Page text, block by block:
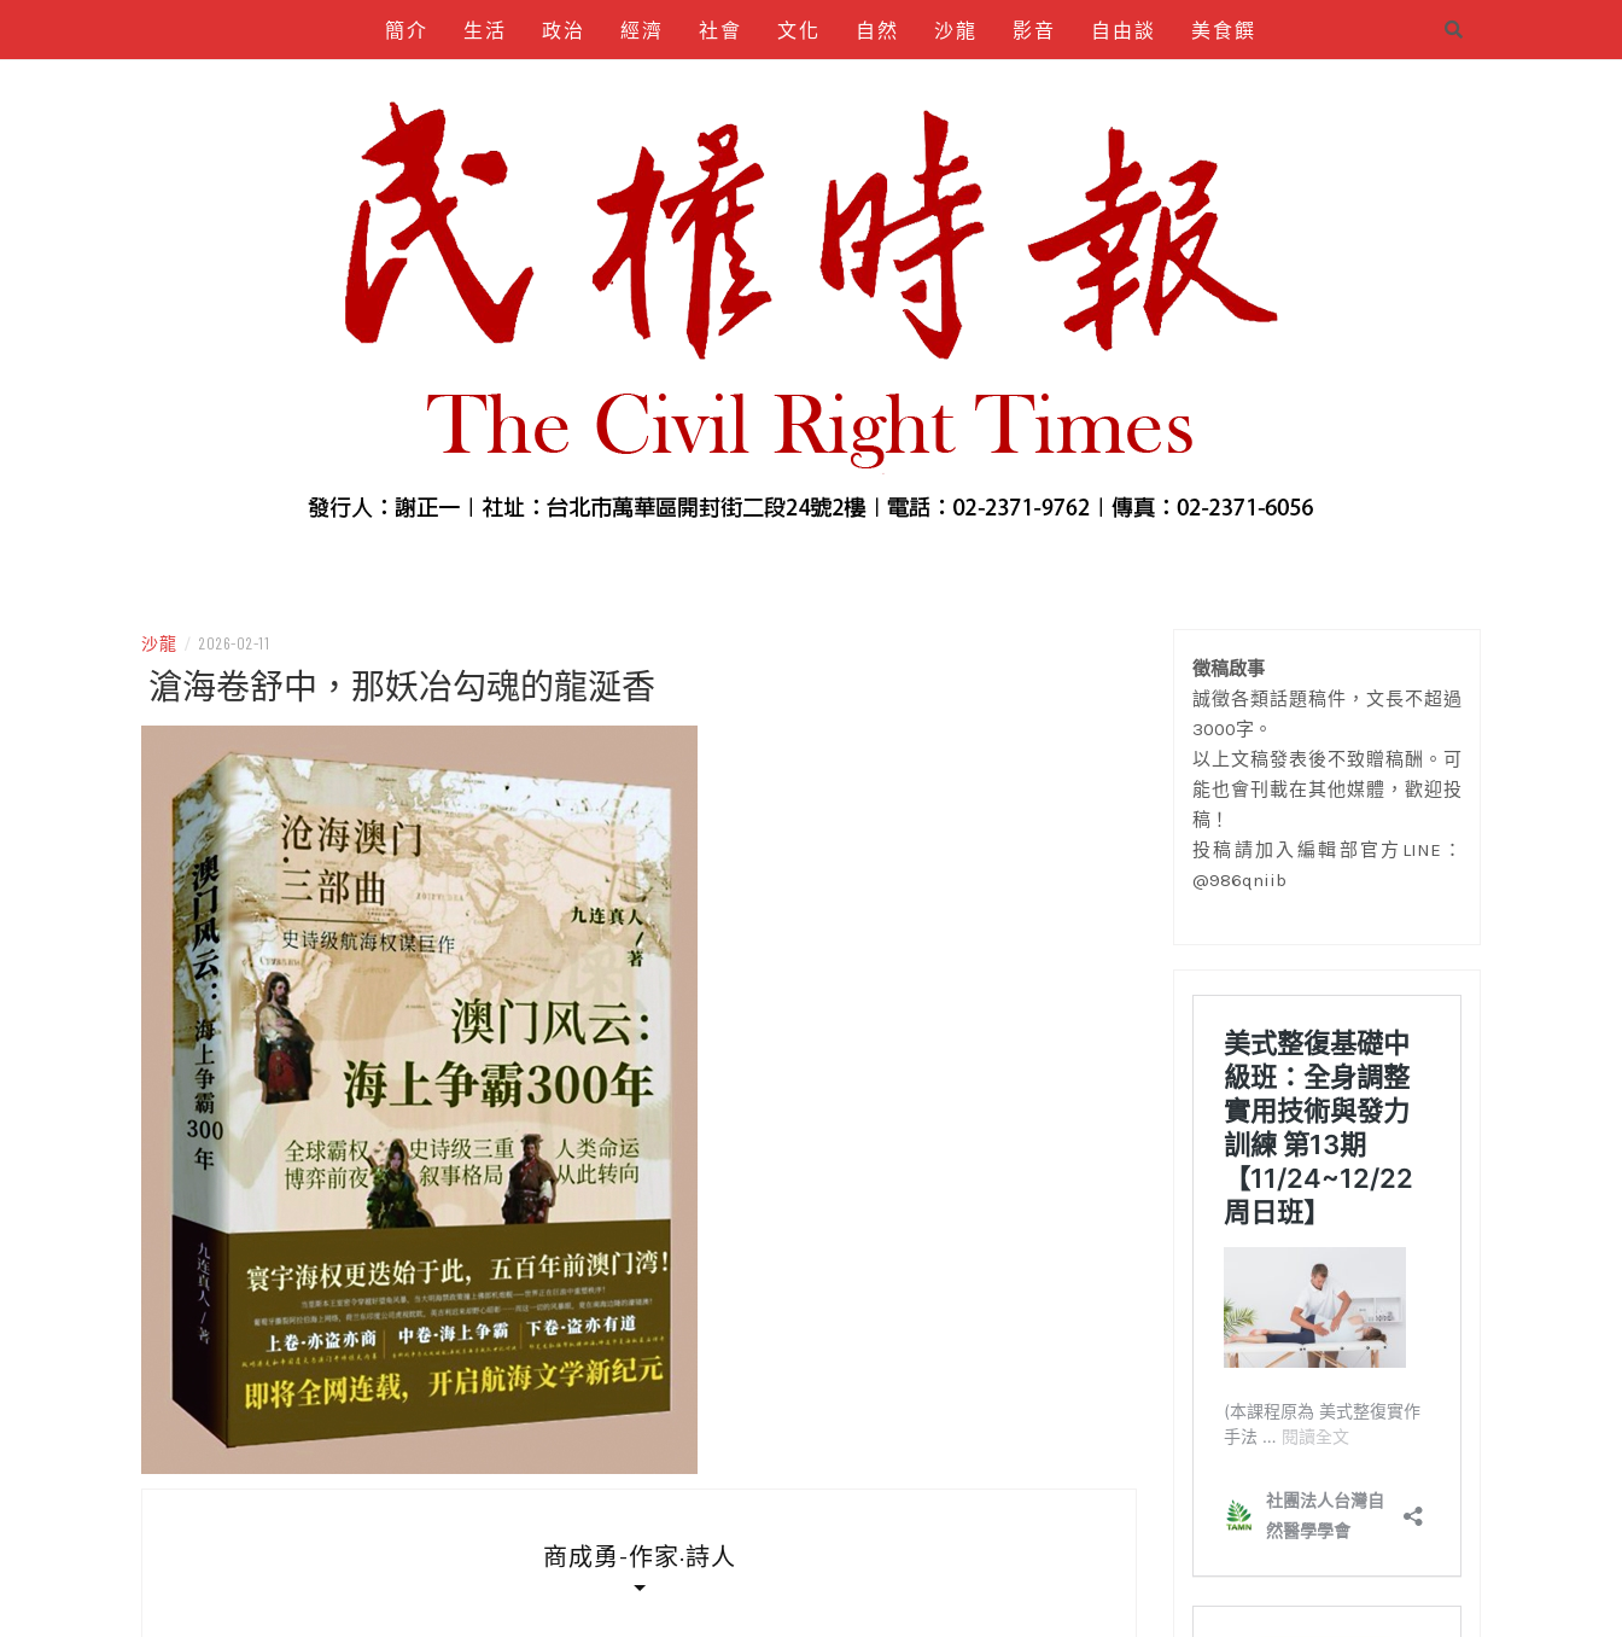
簡介 生活 政治 經濟 社會 文化 自然 沙龍 影音 自由談 美食饌
沙龍 / 2026-02-11
滄海卷舒中，那妖冶勾魂的龍涎香
商成勇-作家·詩人
徵稿啟事
誠徵各類話題稿件，文長不超過
3000字。
以上文稿發表後不致贈稿酬。可
能也會刊載在其他媒體，歡迎投
稿！
投稿請加入編輯部官方LINE：
@986qniib